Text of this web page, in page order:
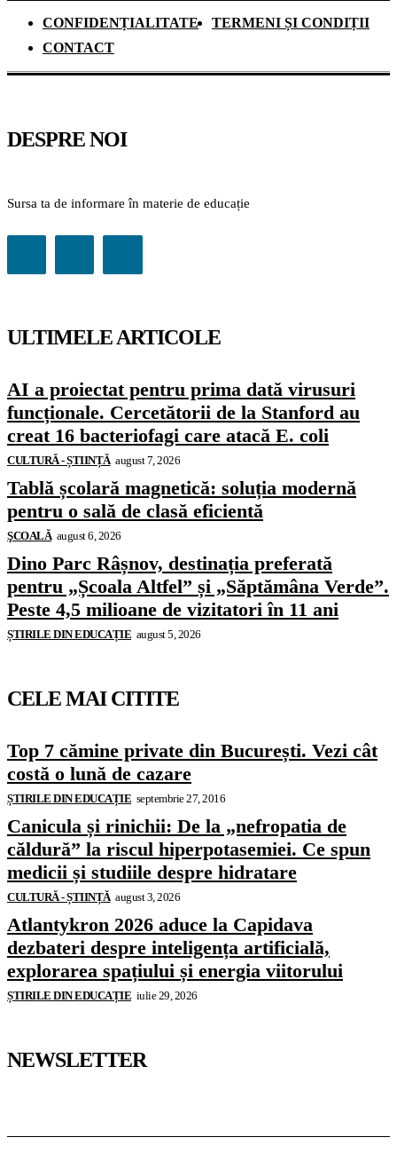
CONFIDENȚIALITATE
TERMENI ȘI CONDIȚII
CONTACT
DESPRE NOI
Sursa ta de informare în materie de educație
ULTIMELE ARTICOLE
AI a proiectat pentru prima dată virusuri
funcționale. Cercetătorii de la Stanford au
creat 16 bacteriofagi care atacă E. coli
CULTURĂ - ȘTIINȚĂ august 7, 2026
Tablă școlară magnetică: soluția modernă
pentru o sală de clasă eficientă
ŞCOALĂ august 6, 2026
Dino Parc Râșnov, destinația preferată
pentru „Școala Altfel” și „Săptămâna Verde”.
Peste 4,5 milioane de vizitatori în 11 ani
ȘTIRILE DIN EDUCAȚIE august 5, 2026
CELE MAI CITITE
Top 7 cămine private din București. Vezi cât
costă o lună de cazare
ȘTIRILE DIN EDUCAȚIE septembrie 27, 2016
Canicula și rinichii: De la „nefropatia de
căldură” la riscul hiperpotasemiei. Ce spun
medicii și studiile despre hidratare
CULTURĂ - ȘTIINȚĂ august 3, 2026
Atlantykron 2026 aduce la Capidava
dezbateri despre inteligența artificială,
explorarea spațiului și energia viitorului
ȘTIRILE DIN EDUCAȚIE iulie 29, 2026
NEWSLETTER